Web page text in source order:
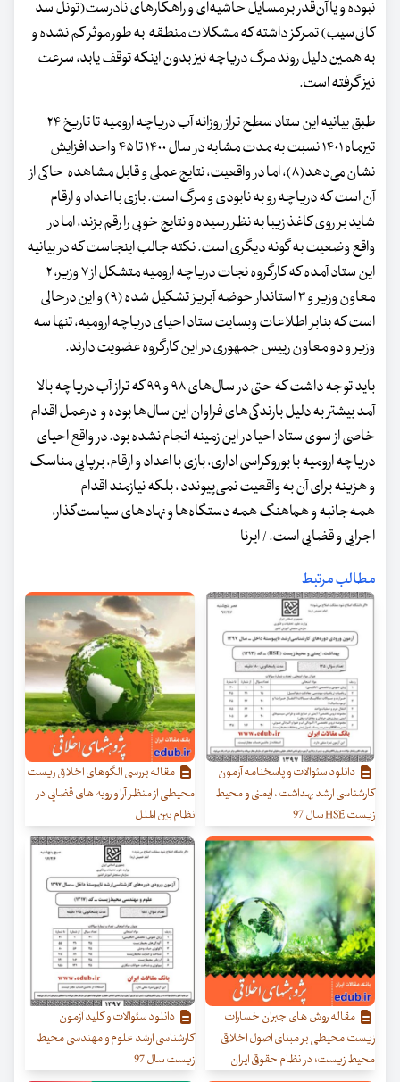
نبوده و یا آن‌قدر بر مسایل حاشیه‌ای و راهکارهای نادرست(تونل سد
کانی‌سیب) تمرکز داشته که مشکلات منطقه به طور موثر کم نشده و
به همین دلیل روند مرگ دریاچه نیز بدون اینکه توقف یابد، سرعت
نیز گرفته است.
طبق بیانیه این ستاد سطح تراز روزانه آب دریاچه ارومیه تا تاریخ ۲۴
تیرماه ۱۴۰۱ نسبت به مدت مشابه در سال ۱۴۰۰ تا ۴۵ واحد افزایش
نشان می‌دهد(۸)، اما در واقعیت، نتایج عملی و قابل مشاهده حاکی از
آن است که دریاچه رو به نابودی و مرگ است. بازی با اعداد و ارقام
شاید بر روی کاغذ زیبا به نظر رسیده و نتایج خوبی را رقم بزند، اما در
واقع وضعیت به گونه دیگری است. نکته جالب اینجاست که در بیانیه
این ستاد آمده که کارگروه نجات دریاچه ارومیه متشکل از ۷ وزیر، ۲
معاون وزیر و ۳ استاندار حوضه آبریز تشکیل شده (۹) و این درحالی
است که بنابر اطلاعات وبسایت ستاد احیای دریاچه ارومیه، تنها سه
وزیر و دو معاون رییس جمهوری در این کارگروه عضویت دارند.
باید توجه داشت که حتی در سال‌های ۹۸ و ۹۹ که تراز آب دریاچه بالا
آمد بیشتر به دلیل بارندگی‌های فراوان این سال‌ها بوده و درعمل اقدام
خاصی از سوی ستاد احیا در این زمینه انجام نشده بود. در واقع احیای
دریاچه ارومیه با بوروکراسی اداری، بازی با اعداد و ارقام، برپایی مناسک
و هزینه برای آن به واقعیت نمی‌پیوندد ، بلکه نیازمند اقدام
همه‌جانبه و هماهنگ همه دستگاه‌ها و نهادهای سیاست‌گذار،
اجرایی و قضایی است. / ایرنا
مطالب مرتبط
دانلود سئوالات و پاسخنامه آزمون
کارشناسی ارشد بهداشت ، ایمنی و محیط
زیست HSE سال 97
مقاله بررسی الگوهای اخلاق زیست
محیطی از منظر آرا و رویه های قضایی در
نظام بین الملل
مقاله روش های جبران خسارات
زیست محیطی بر مبنای اصول اخلاقی
محیط زیست؛ در نظام حقوقی ایران
دانلود سئوالات و کلید آزمون
کارشناسی ارشد علوم و مهندسی محیط
زیست سال 97